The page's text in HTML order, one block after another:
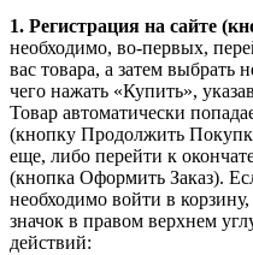
1. Регистрация на сайте
необходимо, во-первых,
вас товара, а затем выбрать
чего нажать «Купить»,
Товар автоматически
(кнопку Продолжить
еще, либо перейти к
(кнопка Оформить Заказ).
необходимо войти в
значок в правом верхнем
действий: